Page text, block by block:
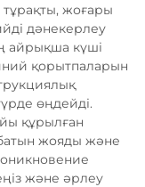
тұрақты, жоғары
дәнекерлеу
айрықша күші
қорытпаларын
өңдейді.
құрылған
жояды және
және әрлеу